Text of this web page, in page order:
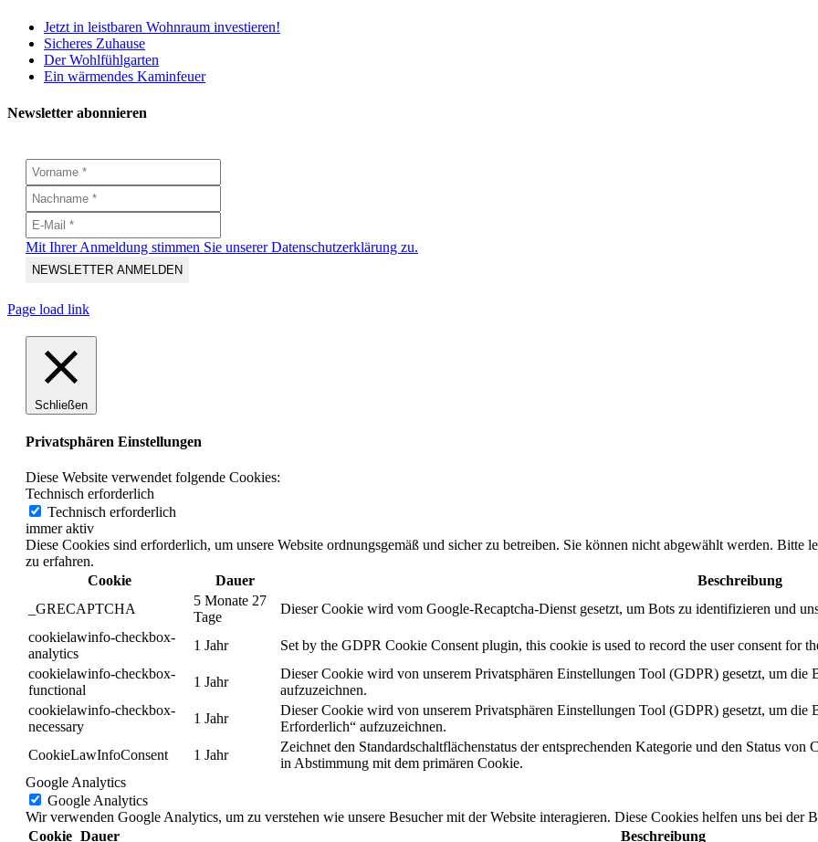
Jetzt in leistbaren Wohnraum investieren!
Sicheres Zuhause
Der Wohlfühlgarten
Ein wärmendes Kaminfeuer
Newsletter abonnieren
Mit Ihrer Anmeldung stimmen Sie unserer Datenschutzerklärung zu.
Page load link
Schließen
Privatsphären Einstellungen
Diese Website verwendet folgende Cookies:
Technisch erforderlich
Technisch erforderlich
immer aktiv
Diese Cookies sind erforderlich, um unsere Website ordnungsgemäß und sicher zu betreiben. Sie können nicht abgewählt werden. Bitte
zu erfahren.
Cookie
Dauer
Beschreibung
_GRECAPTCHA
5 Monate 27
Tage
Dieser Cookie wird vom Google-Recaptcha-Dienst gesetzt, um Bots zu identifizieren und
cookielawinfo-checkbox-
analytics
1 Jahr
Set by the GDPR Cookie Consent plugin, this cookie is used to record the user consent for
cookielawinfo-checkbox-
functional
1 Jahr
Dieser Cookie wird von unserem Privatsphären Einstellungen Tool (GDPR) gesetzt, um
aufzuzeichnen.
cookielawinfo-checkbox-
necessary
1 Jahr
Dieser Cookie wird von unserem Privatsphären Einstellungen Tool (GDPR) gesetzt, um
Erforderlich“ aufzuzeichnen.
CookieLawInfoConsent
1 Jahr
Zeichnet den Standardschaltflächenstatus der entsprechenden Kategorie und den Status
in Abstimmung mit dem primären Cookie.
Google Analytics
Google Analytics
Wir verwenden Google Analytics, um zu verstehen wie unsere Besucher mit der Website interagieren. Diese Cookies helfen uns bei der
Cookie Dauer
Beschreibung